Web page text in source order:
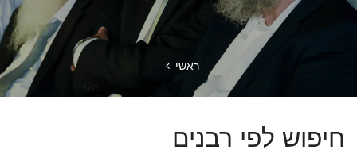
ראשי
חיפוש לפי רבנים